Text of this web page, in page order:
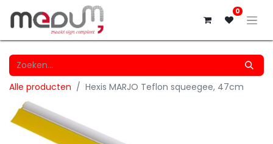
0
Alle producten Hexis MARJO Teflon squeegee, 47cm